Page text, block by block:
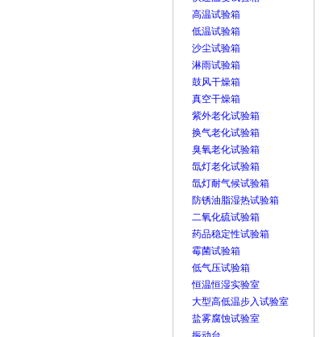
高温试验箱
低温试验箱
沙尘试验箱
淋雨试验箱
鼓风干燥箱
真空干燥箱
紫外老化试验箱
换气老化试验箱
臭氧老化试验箱
氙灯老化试验箱
氙灯耐气候试验箱
防锈油脂湿热试验箱
二氧化硫试验箱
药品稳定性试验箱
霉菌试验箱
低气压试验箱
恒温恒湿实验室
大型高低温步入试验室
盐雾腐蚀试验室